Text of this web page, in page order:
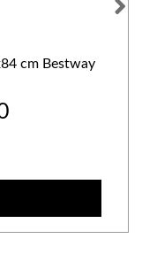
cm Bestway